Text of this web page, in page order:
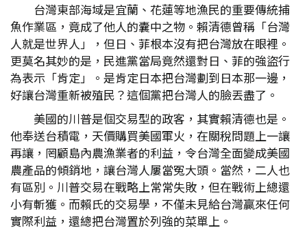
台灣東部海域是宜蘭、花蓮等地漁民的重要傳統捕
魚作業區，竟成了他人的囊中之物。賴清德曾稱「台灣
人就是世界人」，但日、菲根本沒有把台灣放在眼裡。
更莫名其妙的是，民進黨當局竟然還對日、菲的強盜行
為表示「肯定」。是肯定日本把台灣劃到日本那一邊，
好讓台灣重新被殖民？這個黨把台灣人的臉丟盡了。
美國的川普是個交易型的政客，其實賴清德也是。
他奉送台積電，天價購買美國軍火，在關稅問題上一讓
再讓，罔顧島內農漁業者的利益，令台灣全面變成美國
農產品的傾銷地，讓台灣人屢當冤大頭。當然，二人也
有區別。川普交易在戰略上常常失敗，但在戰術上總還
小有斬獲。而賴氏的交易學，不僅未見給台灣贏來任何
實際利益，還總把台灣置於列強的菜單上。